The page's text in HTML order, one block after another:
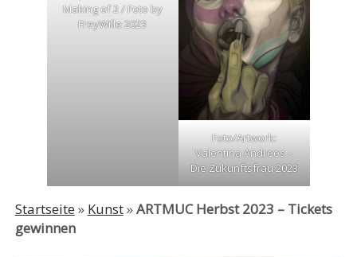
Making of 2 / Foto by
FreyWille 2023
Foto/Artwork:
Valentina Andrees –
Die Zukunftsfrau 2023
Startseite » Kunst»ARTMUC Herbst 2023 – Tickets
gewinnen